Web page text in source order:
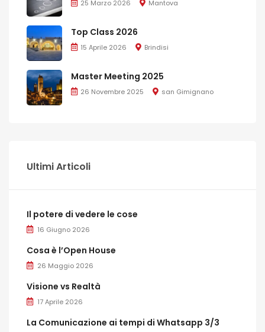
25 Marzo 2026 Mantova
Top Class 2026
15 Aprile 2026 Brindisi
Master Meeting 2025
26 Novembre 2025 san Gimignano
Ultimi Articoli
Il potere di vedere le cose
16 Giugno 2026
Cosa è l’Open House
26 Maggio 2026
Visione vs Realtà
17 Aprile 2026
La Comunicazione ai tempi di Whatsapp 3/3